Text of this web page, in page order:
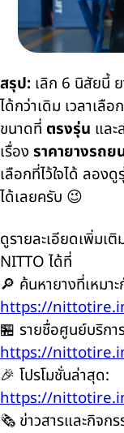
สรุป: เลิก 6 นิสัยนี้ ย
ได้กว่าเดิม เวลาเลือ
ขนาดที่ ตรงรุ่น และ
เรื่อง ราคายางรถย
เลือกที่ไว้ใจได้ ลอง
ได้เลยครับ 😉
ดูรายละเอียดเพิ่มเ
NITTO ได้ที่
🔎 ค้นหายางที่เหมา
https://
🏪 รายชื่อศูนย์บริกา
https://
🎉 โปรโมชั่นล่าสุด:
https://
🗞️ ข่าวสารและกิจกร